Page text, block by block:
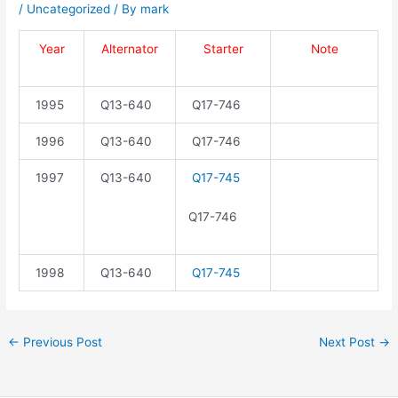
/ Uncategorized / By mark
Year Alternator Starter Note
1995 Q13-640 Q17-746
1996 Q13-640 Q17-746
1997 Q13-640 Q17-745
Q17-746
1998 Q13-640 Q17-745
← Previous Post Next Post →